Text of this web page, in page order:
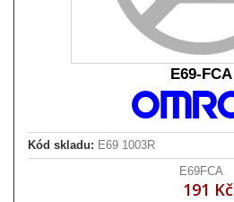
E69-FCA
Kód skladu: E69 1003R
E69FCA
191 Kč